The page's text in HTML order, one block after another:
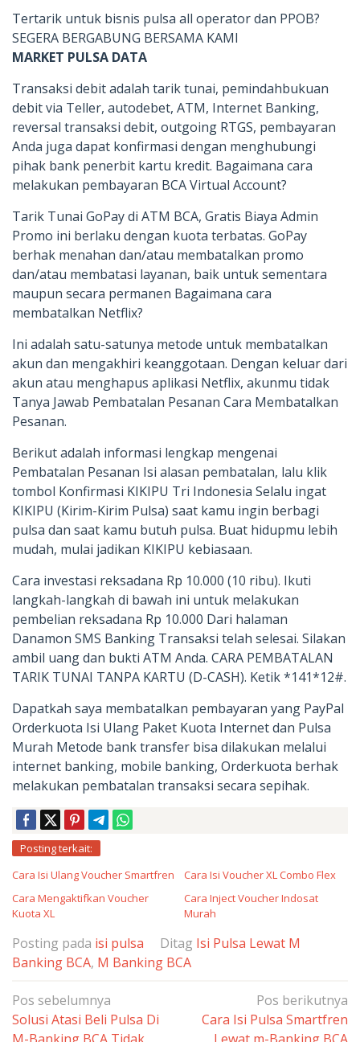
Tertarik untuk bisnis pulsa all operator dan PPOB?
SEGERA BERGABUNG BERSAMA KAMI
MARKET PULSA DATA
Transaksi debit adalah tarik tunai, pemindahbukuan
debit via Teller, autodebet, ATM, Internet Banking,
reversal transaksi debit, outgoing RTGS, pembayaran
Anda juga dapat konfirmasi dengan menghubungi
pihak bank penerbit kartu kredit. Bagaimana cara
melakukan pembayaran BCA Virtual Account?
Tarik Tunai GoPay di ATM BCA, Gratis Biaya Admin
Promo ini berlaku dengan kuota terbatas. GoPay
berhak menahan dan/atau membatalkan promo
dan/atau membatasi layanan, baik untuk sementara
maupun secara permanen Bagaimana cara
membatalkan Netflix?
Ini adalah satu-satunya metode untuk membatalkan
akun dan mengakhiri keanggotaan. Dengan keluar dari
akun atau menghapus aplikasi Netflix, akunmu tidak
Tanya Jawab Pembatalan Pesanan Cara Membatalkan
Pesanan.
Berikut adalah informasi lengkap mengenai
Pembatalan Pesanan Isi alasan pembatalan, lalu klik
tombol Konfirmasi KIKIPU Tri Indonesia Selalu ingat
KIKIPU (Kirim-Kirim Pulsa) saat kamu ingin berbagi
pulsa dan saat kamu butuh pulsa. Buat hidupmu lebih
mudah, mulai jadikan KIKIPU kebiasaan.
Cara investasi reksadana Rp 10.000 (10 ribu). Ikuti
langkah-langkah di bawah ini untuk melakukan
pembelian reksadana Rp 10.000 Dari halaman
Danamon SMS Banking Transaksi telah selesai. Silakan
ambil uang dan bukti ATM Anda. CARA PEMBATALAN
TARIK TUNAI TANPA KARTU (D-CASH). Ketik *141*12#.
Dapatkah saya membatalkan pembayaran yang PayPal
Orderkuota Isi Ulang Paket Kuota Internet dan Pulsa
Murah Metode bank transfer bisa dilakukan melalui
internet banking, mobile banking, Orderkuota berhak
melakukan pembatalan transaksi secara sepihak.
Posting terkait:
Cara Isi Ulang Voucher Smartfren
Cara Isi Voucher XL Combo Flex
Cara Mengaktifkan Voucher
Kuota XL
Cara Inject Voucher Indosat
Murah
Posting pada isi pulsa Ditag Isi Pulsa Lewat M
Banking BCA, M Banking BCA
Navigasi
pos
Pos sebelumnya
Solusi Atasi Beli Pulsa Di
M-Banking BCA Tidak
Pos berikutnya
Cara Isi Pulsa Smartfren
Lewat m-Banking BCA